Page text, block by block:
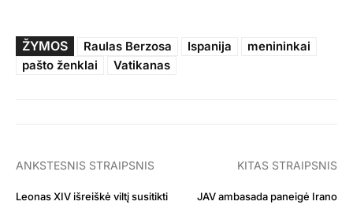
ŽYMOS Raulas Berzosa Ispanija
menininkai
pašto ženklai
Vatikanas
ANKSTESNIS STRAIPSNIS
Leonas XIV išreiškė viltį susitikti
KITAS STRAIPSNIS
JAV ambasada paneigė Irano